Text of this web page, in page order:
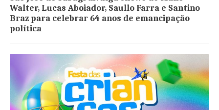
Walter, Lucas Aboiador, Saullo Farra e Santino
Braz para celebrar 64 anos de emancipação
política